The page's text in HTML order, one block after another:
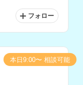
フォロー
本日9:00〜 相談可能